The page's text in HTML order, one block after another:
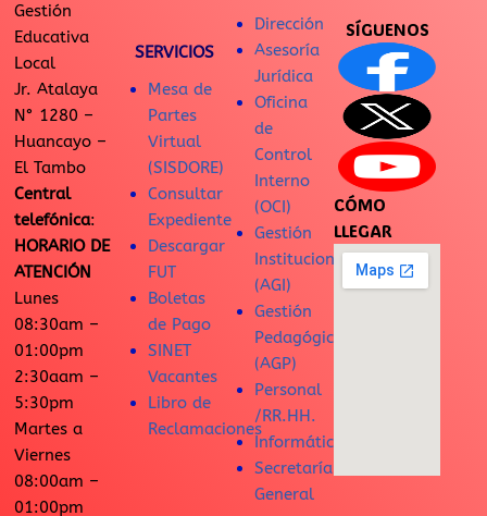
Gestión
Educativa
Local
Jr. Atalaya
N° 1280 –
Huancayo –
El Tambo
Central
telefónica:
HORARIO DE
ATENCIÓN
Lunes
08:30am –
01:00pm
2:30aam –
5:30pm
Martes a
Viernes
08:00am –
01:00pm
SERVICIOS
Mesa de
Partes
Virtual
(SISDORE)
Consultar
Expediente
Descargar
FUT
Boletas
de Pago
SINET
Vacantes
Libro de
Reclamaciones
Dirección
Asesoría
Jurídica
Oficina
de
Control
Interno
(OCI)
Gestión
Institucional
(AGI)
Gestión
Pedagógica
(AGP)
Personal
/RR.HH.
Informática
Secretaría
General
SÍGUENOS
CÓMO
LLEGAR